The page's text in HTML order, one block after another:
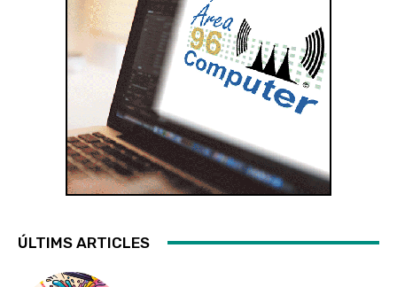
ÚLTIMS ARTICLES